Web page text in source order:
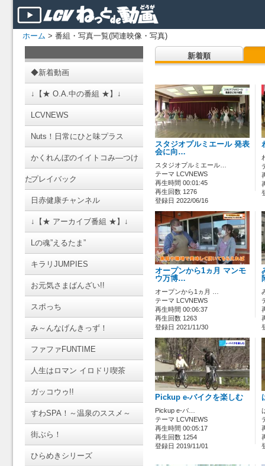
ホーム > 番組・写真一覧(関連映像・写真)
◆新着動画
↓【★ O.A.中の番組 ★】↓
LCVNEWS
Nuts！日常にひと味プラス
かくれんぼのイイトコみ―つけ
たプレイバック
日赤健康チャンネル
↓【★ アーカイブ番組 ★】↓
Lの魂”えるたま”
キラリJUMPIES
お元気さまばんざい!!
スポっち
み～んなげんきっず！
ファファFUNTIME
人生はロマン イロドリ喫茶
ガッコウゥ!!
すわSPA！～温泉のススメ～
街ぶら！
ひらめきシリーズ
新着順
スタジオプルミエール 発表
会に向…
スタジオプルミエール…
テーマ LCVNEWS
再生時間 00:01:45
再生回数 1276
登録日 2022/06/16
オープンから1ヵ月 マンモ
ウ万博…
オープンから1ヵ月 …
テーマ LCVNEWS
再生時間 00:06:37
再生回数 1263
登録日 2021/11/30
Pickup e-バイクを楽しむ
Pickup e-バ…
テーマ LCVNEWS
再生時間 00:05:17
再生回数 1254
登録日 2019/11/01